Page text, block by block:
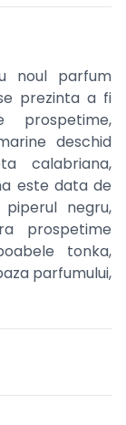
noul parfum
prezinta a fi
prospetime,
deschid
calabriana,
este data de
negru,
prospetime
tonka,
parfumului,